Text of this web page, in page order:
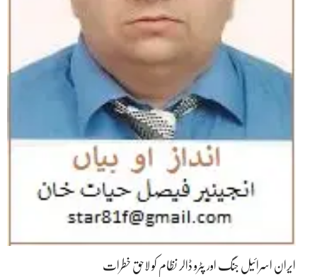
ایران اسرائیل جنگ اور پٹرو ڈالر نظام کو لاحق خطرات